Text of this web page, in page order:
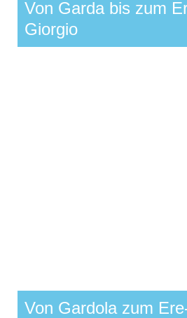
Von Garda bis zum
Giorgio
Von Gardola zum